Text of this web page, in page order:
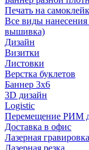
Печать на
Все виды нанесения
вышивка)
Дизайн
Визитки
Листовки
Верстка буклетов
Баннер 3х6
3D дизайн
Logistic
Перемещение РИМ
Доставка в офис
Лазерная гравировка
Лазерная резка